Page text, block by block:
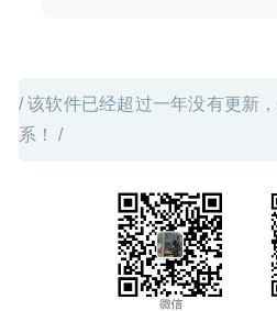
/ 该软件已经超过一年没有更新
系！ /